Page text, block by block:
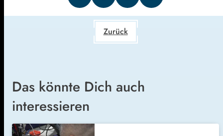
Zurück
Das könnte Dich auch
interessieren